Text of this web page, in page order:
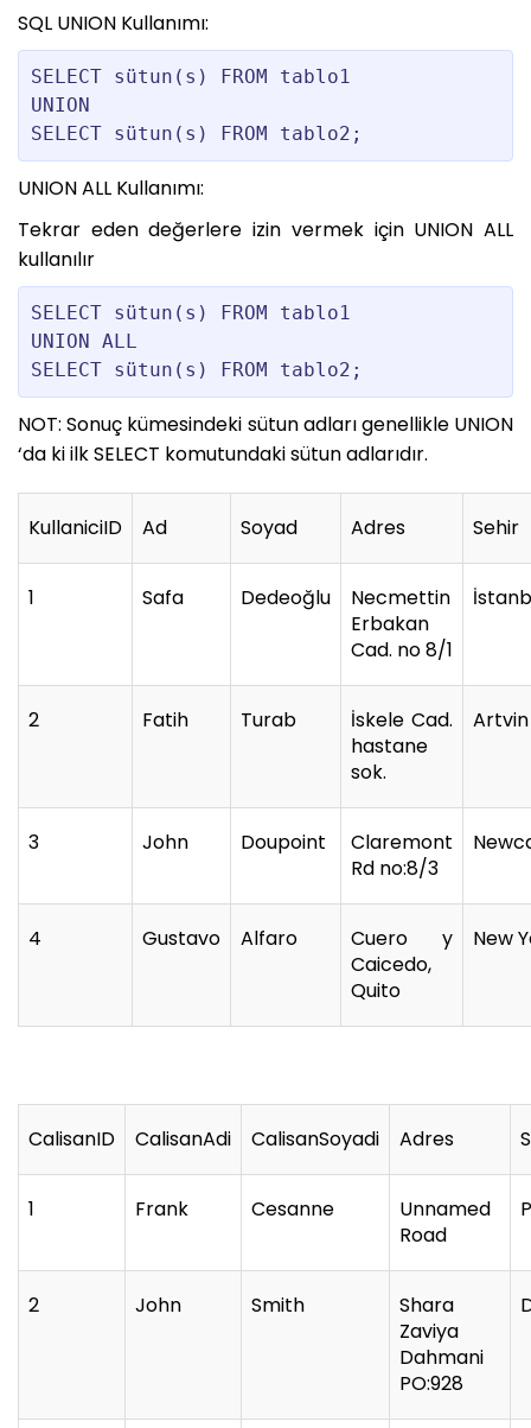
SQL UNION Kullanımı:
SELECT sütun(s) FROM tablo1
UNION
UNION ALL Kullanımı:
Tekrar eden değerlere izin vermek için UNION ALL
kullanılır
SELECT sütun(s) FROM tablo1
UNION ALL
NOT: Sonuç kümesindeki sütun adları genellikle UNION
‘da ki ilk SELECT komutundaki sütun adlarıdır.
KullaniciID Ad Soyad Adres Sehir
1 Safa Dedeoğlu
Necmettin
Erbakan
Cad. no 8/1
2 Fatih Turab
İskele Cad.
hastane
sok.
Artvin
3 John Doupoint
Claremont
Rd no:8/3
4 Gustavo Alfaro
Cuero y
Caicedo,
Quito
New
CalisanID CalisanAdi CalisanSoyadi Adres
1 Frank Cesanne
Unnamed
Road
2 John Smith
Shara
Zaviya
Dahmani
PO:928